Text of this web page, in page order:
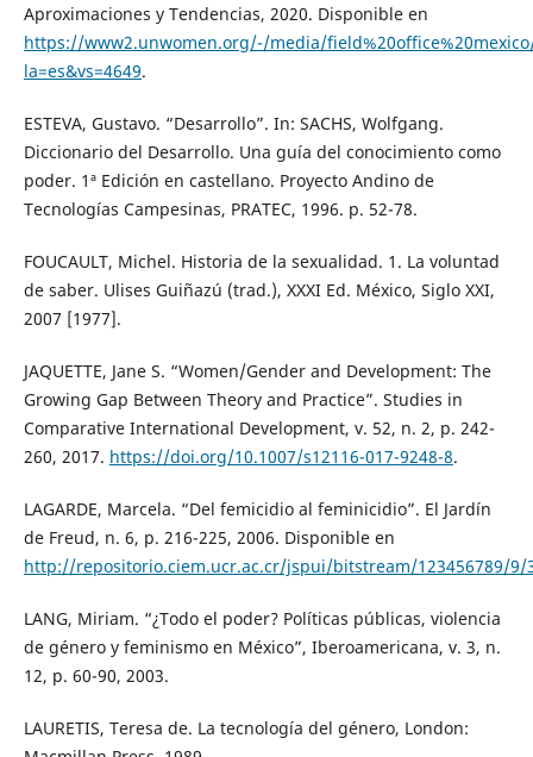
Aproximaciones y Tendencias, 2020. Disponible en
https://www2.unwomen.org/-/media/
la=es&vs=4649.
ESTEVA, Gustavo. “Desarrollo”. In: SACHS, Wolfgang.
Diccionario del Desarrollo. Una guía del conocimiento como
poder. 1ª Edición en castellano. Proyecto Andino de
Tecnologías Campesinas, PRATEC, 1996. p. 52-78.
FOUCAULT, Michel. Historia de la sexualidad. 1. La voluntad
de saber. Ulises Guiñazú (trad.), XXXI Ed. México, Siglo XXI,
2007 [1977].
JAQUETTE, Jane S. “Women/Gender and Development: The
Growing Gap Between Theory and Practice”. Studies in
Comparative International Development, v. 52, n. 2, p. 242-
260, 2017. https://doi.org/10.1007/s12116-017-9248-8.
LAGARDE, Marcela. “Del femicidio al feminicidio”. El Jardín
de Freud, n. 6, p. 216-225, 2006. Disponible en
http://repositorio.ciem.ucr.ac.cr/jspui/bitstream/123456789/9/
LANG, Miriam. “¿Todo el poder? Políticas públicas, violencia
de género y feminismo en México”, Iberoamericana, v. 3, n.
12, p. 60-90, 2003.
LAURETIS, Teresa de. La tecnología del género, London: